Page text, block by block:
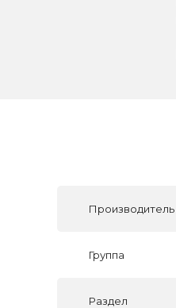
Производитель
Группа
Раздел